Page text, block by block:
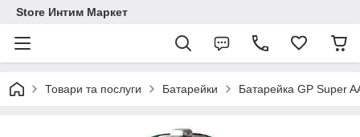
Store Интим Маркет
Товари та послуги Батарейки Батарейка GP Super